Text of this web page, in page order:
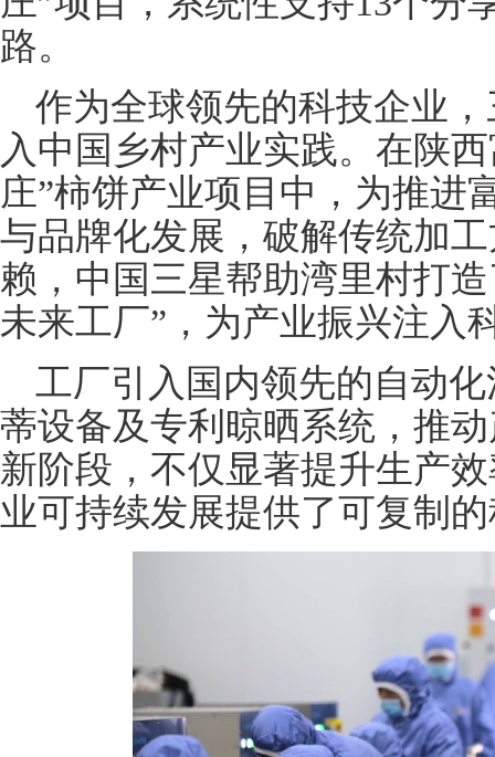
路。
作为全球领先的科技企业
入中国乡村产业实践。在陕
庄”柿饼产业项目中，为推进
与品牌化发展，破解传统加
赖，中国三星帮助湾里村打
未来工厂”，为产业振兴注入
工厂引入国内领先的自动
蒂设备及专利晾晒系统，推
新阶段，不仅显著提升生产
业可持续发展提供了可复制